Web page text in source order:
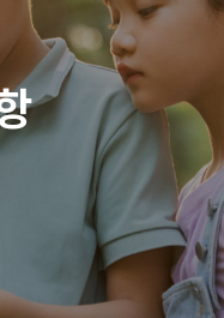
#팬덤후원